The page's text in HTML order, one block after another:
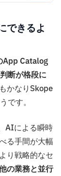
できるよ
App Catalog
断が格段に
かなりSkope
です。
AIによる瞬時
る手間が大幅
り戦略的なセ
の業務と並行